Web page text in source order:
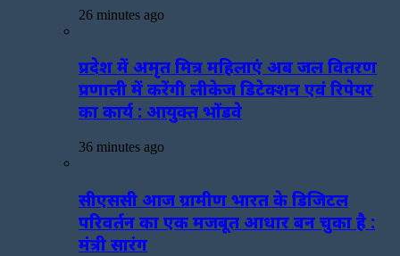
26 minutes ago
प्रदेश में अमृत मित्र महिलाएं अब जल वितरण
प्रणाली में करेंगी लीकेज डिटेक्शन एवं रिपेयर
का कार्य : आयुक्त भोंडवे
36 minutes ago
सीएससी आज ग्रामीण भारत के डिजिटल
परिवर्तन का एक मजबूत आधार बन चुका है :
मंत्री सारंग